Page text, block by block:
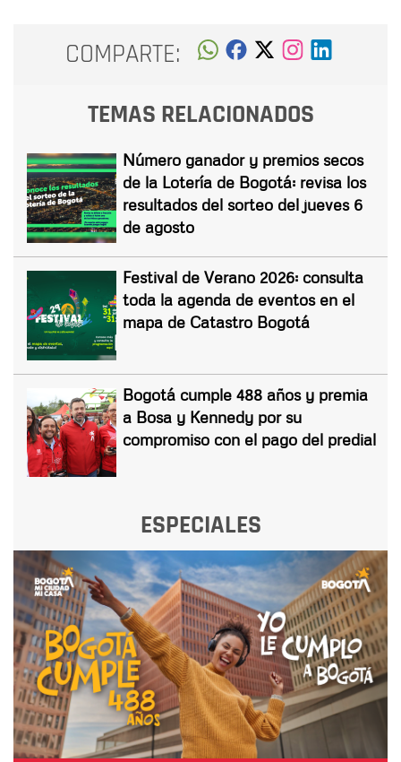
COMPARTE:
TEMAS RELACIONADOS
Número ganador y premios secos
de la Lotería de Bogotá: revisa los
resultados del sorteo del jueves 6
de agosto
Festival de Verano 2026: consulta
toda la agenda de eventos en el
mapa de Catastro Bogotá
Bogotá cumple 488 años y premia
a Bosa y Kennedy por su
compromiso con el pago del predial
ESPECIALES